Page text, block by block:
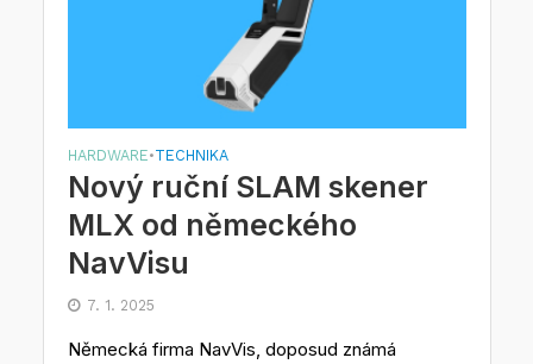
HARDWARE•TECHNIKA
Nový ruční SLAM skener
MLX od německého
NavVisu
7. 1. 2025
Německá firma NavVis, doposud známá